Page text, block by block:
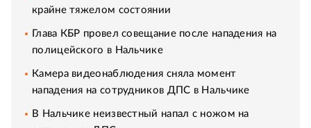
крайне тяжелом состоянии
Глава КБР провел совещание после нападения на
полицейского в Нальчике
Камера видеонаблюдения сняла момент
нападения на сотрудников ДПС в Нальчике
В Нальчике неизвестный напал с ножом на